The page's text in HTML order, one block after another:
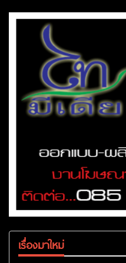
เรื่องมาใหม่